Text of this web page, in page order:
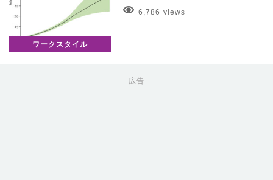
ワークスタイル
6,786 views
広告